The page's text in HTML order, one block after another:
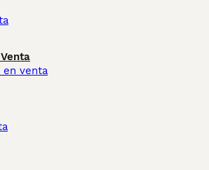
en venta